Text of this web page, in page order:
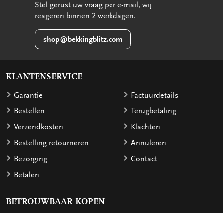
Stel gerust uw vraag per e-mail, wij
reageren binnen 2 werkdagen.
shop@bekkingblitz.com
KLANTENSERVICE
Garantie
Bestellen
Verzendkosten
Bestelling retourneren
Bezorging
Betalen
Factuurdetails
Terugbetaling
Klachten
Annuleren
Contact
BETROUWBAAR KOPEN